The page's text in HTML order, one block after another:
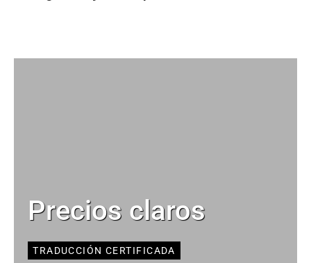
Precios claros
TRADUCCIÓN CERTIFICADA